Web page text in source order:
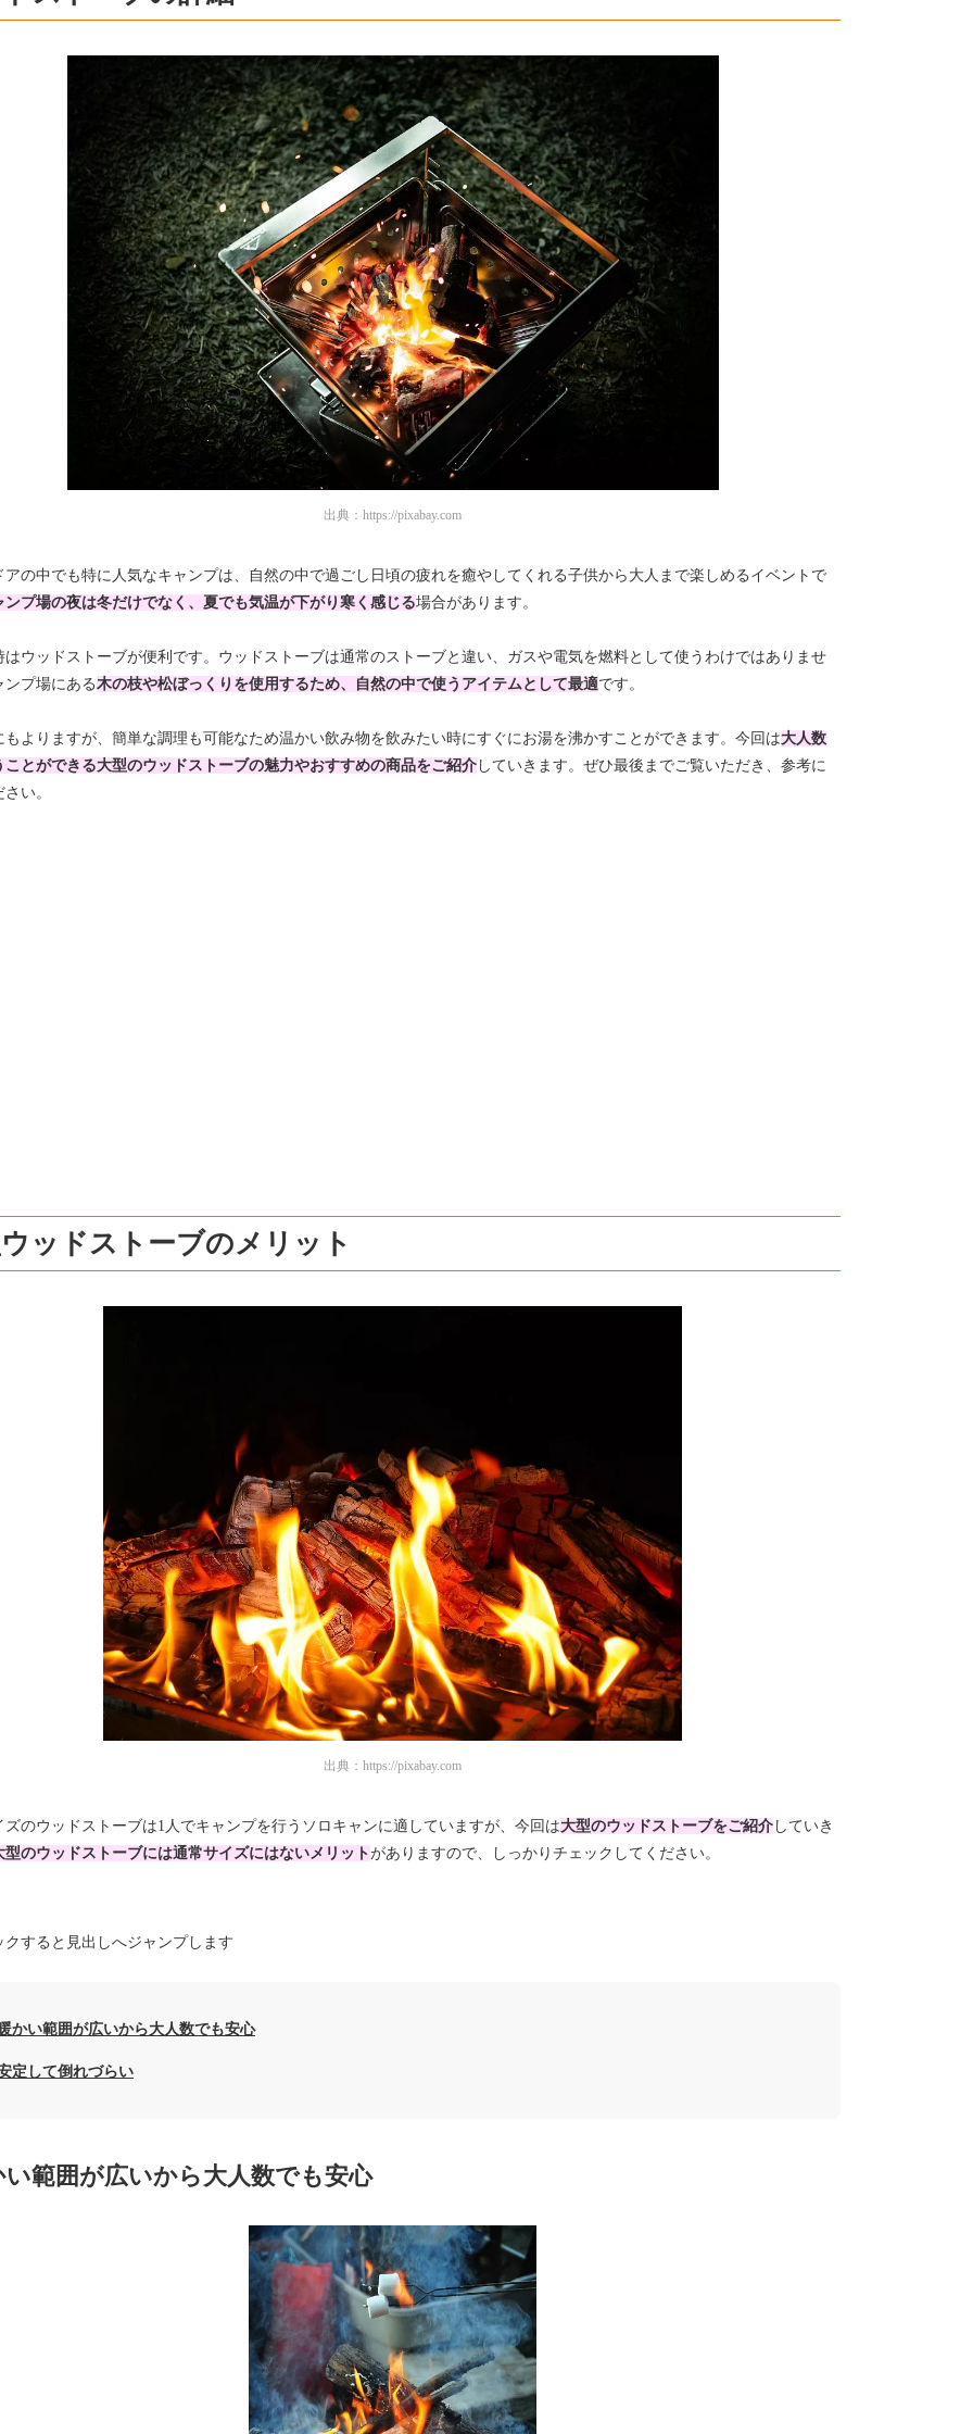
出典： https://pixabay.com
アの中でも特に人気なキャンプは、自然の中で過ごし日頃の疲れを癒やしてくれる子供から大人まで楽しめるイベントで
ンプ場の夜は冬だけでなく、夏でも気温が下がり寒く感じる場合があります。
はウッドストーブが便利です。ウッドストーブは通常のストーブと違い、ガスや電気を燃料として使うわけではありませ
ンプ場にある木の枝や松ぼっくりを使用するため、自然の中で使うアイテムとして最適です。
もよりますが、簡単な調理も可能なため温かい飲み物を飲みたい時にすぐにお湯を沸かすことができます。今回は大人数
ことができる大型のウッドストーブの魅力やおすすめの商品をご紹介 していきます。ぜひ最後までご覧いただき、参考に
い。
ッドストーブのメリット
出典： https://pixabay.com
ズのウッドストーブは1人でキャンプを行うソロキャンに適していますが、今回は大型のウッドストーブをご紹介 していき
型のウッドストーブには通常サイズにはないメリットがありますので、しっかりチェックしてください。
すると見出しへジャンプします
かい範囲が広いから大人数でも安心
定して倒れづらい
い範囲が広いから大人数でも安心